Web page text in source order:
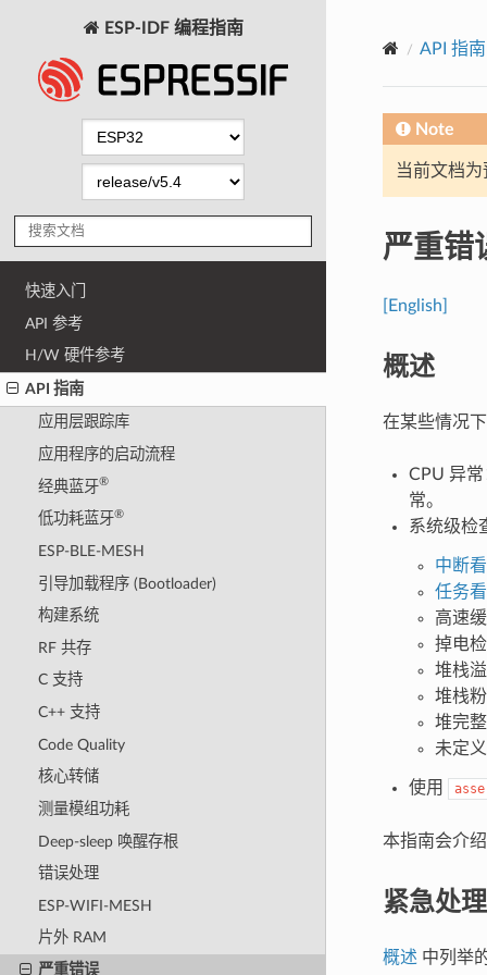
ESP-IDF 编程指南
快速入门
API 参考
H/W 硬件参考
API 指南
应用层跟踪库
应用程序的启动流程
经典蓝牙®
低功耗蓝牙®
ESP-BLE-MESH
引导加载程序 (Bootloader)
构建系统
RF 共存
C 支持
C++ 支持
Code Quality
核心转储
测量模组功耗
Deep-sleep 唤醒存根
错误处理
ESP-WIFI-MESH
片外 RAM
严重错误
API 指南
Note
当前文档
严重错
[English]
概述
在某些情况
CPU 异
常。
系统级检
中断
任务
高速
掉电
堆栈
堆栈
堆完
未定
使用
本指南会介
紧急处
概述 中列举